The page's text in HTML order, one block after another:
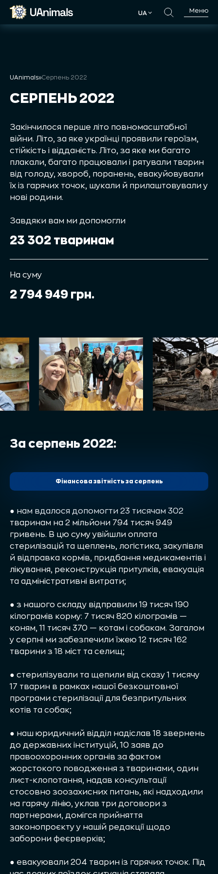
Skip
UA
Меню
UAnimals»Серпень 2022
СЕРПЕНЬ 2022
Закінчилося перше літо повномасштабної
війни. Літо, за яке українці проявили героїзм,
стійкість і відданість. Літо, за яке ми багато
плакали, багато працювали і рятували тварин
від голоду, хвороб, поранень, евакуйовували
їх із гарячих точок, шукали й прилаштовували у
нові родини.
Завдяки вам ми допомогли
23 302 тваринам
На суму
2 794 949 грн.
За серпень 2022:
Фінансова звітність за серпень
● нам вдалося допомогти 23 тисячам 302
тваринам на 2 мільйони 794 тисяч 949
гривень. В цю суму увійшли оплата
стерилізацій та щеплень, логістика, закупівля
й відправка кормів, придбання медикаментів і
лікування, реконструкція притулків, евакуація
та адміністративні витрати;
● з нашого складу відправили 19 тисяч 190
кілограмів корму: 7 тисяч 820 кілограмів —
коням, 11 тисяч 370 — котам і собакам. Загалом
у серпні ми забезпечили їжею 12 тисяч 162
тварини з 18 міст та селищ;
● стерилізували та щепили від сказу 1 тисячу
17 тварин в рамках нашої безкоштовної
програми стерилізації для безпритульних
котів та собак;
● наш юридичний відділ надіслав 18 звернень
до державних інституцій, 10 заяв до
правоохоронних органів за фактом
жорстокого поводження з тваринами, один
лист-клопотання, надав консультації
стосовно зоозахисних питань, які надходили
на гарячу лінію, уклав три договори з
партнерами, домігся прийняття
законопроєкту у нашій редакції щодо
заборони феєрверків;
● евакуювали 204 тварин із гарячих точок. Під